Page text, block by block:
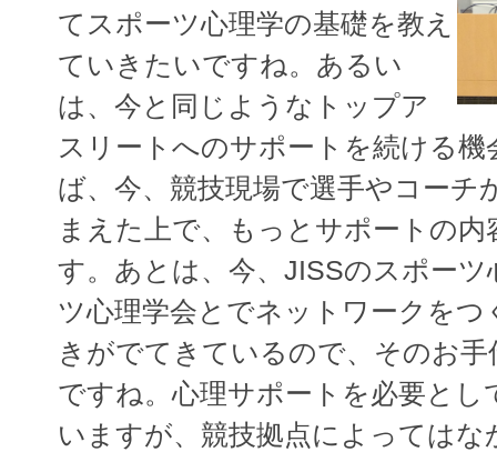
てスポーツ心理学の基礎を教え
ていきたいですね。あるい
は、今と同じようなトップア
スリートへのサポートを続ける
ば、今、競技現場で選手やコーチ
まえた上で、もっとサポートの
す。あとは、今、JISSのスポー
ツ心理学会とでネットワークを
きがでてきているので、そのお
ですね。心理サポートを必要と
いますが、競技拠点によっては